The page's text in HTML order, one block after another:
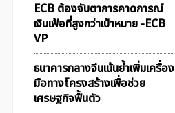
ECB ต้องจับตาการคาดการณ์
เงินเฟ้อที่สูงกว่าเป้าหมาย -ECB
VP
ธนาคารกลางจีนเน้นย้ำเพิ่มเครื่อง
มือทางโครงสร้างเพื่อช่วย
เศรษฐกิจฟื้นตัว